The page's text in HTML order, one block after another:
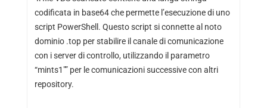
codificata in base64 che permette l’esecuzione di uno
script PowerShell. Questo script si connette al noto
dominio .top per stabilire il canale di comunicazione
con i server di controllo, utilizzando il parametro
“mints1″” per le comunicazioni successive con altri
repository.